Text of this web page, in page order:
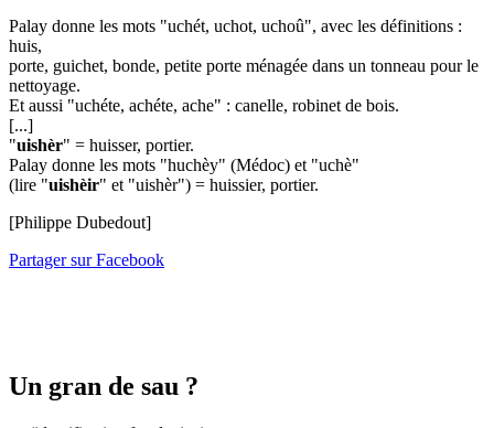
Palay donne les mots "uchét, uchot, uchoû", avec les définitions :
huis,
porte, guichet, bonde, petite porte ménagée dans un tonneau pour le
nettoyage.
Et aussi "uchéte, achéte, ache" : canelle, robinet de bois.
[...]
"uishèr" = huisser, portier.
Palay donne les mots "huchèy" (Médoc) et "uchè"
(lire "uishèir" et "uishèr") = huissier, portier.
[Philippe Dubedout]
Partager sur Facebook
Un gran de sau ?